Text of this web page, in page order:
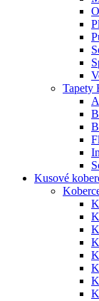
Tapety
Kusové